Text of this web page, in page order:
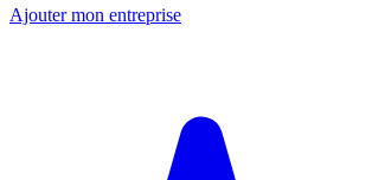
Ajouter mon entreprise